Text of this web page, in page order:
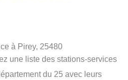
à Pirey, 25480
une liste des stations-services
du 25 avec leurs